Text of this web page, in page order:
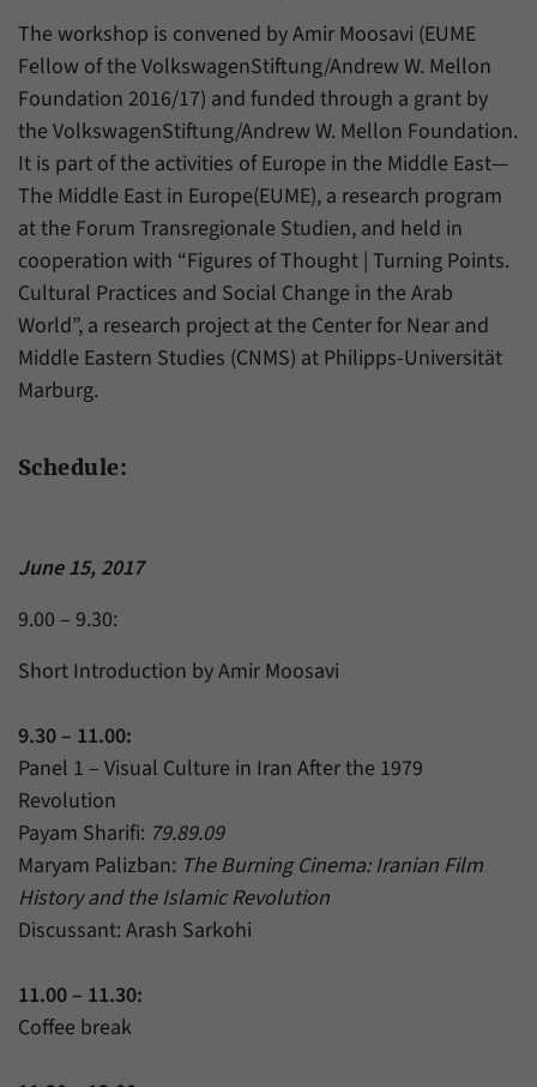
The workshop is convened by Amir Moosavi (EUME
Fellow of the VolkswagenStiftung/Andrew W. Mellon
Foundation 2016/17) and funded through a grant by
the VolkswagenStiftung/Andrew W. Mellon Foundation.
It is part of the activities of Europe in the Middle East—
The Middle East in Europe(EUME), a research program
at the Forum Transregionale Studien, and held in
cooperation with “Figures of Thought | Turning Points.
Cultural Practices and Social Change in the Arab
World”, a research project at the Center for Near and
Middle Eastern Studies (CNMS) at Philipps-Universität
Marburg.
Schedule:
June 15, 2017
9.00 – 9.30:
Short Introduction by Amir Moosavi
9.30 – 11.00:
Panel 1 – Visual Culture in Iran After the 1979
Revolution
Payam Sharifi: 79.89.09
Maryam Palizban: The Burning Cinema: Iranian Film
History and the Islamic Revolution
Discussant: Arash Sarkohi
11.00 – 11.30:
Coffee break